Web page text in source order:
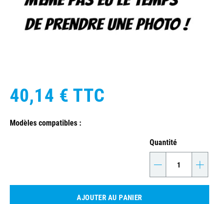
40,14 € TTC
Modèles compatibles :
Quantité
- +
AJOUTER AU PANIER